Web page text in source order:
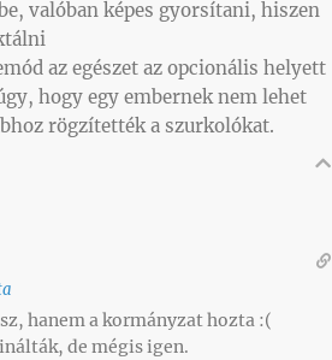
valóban képes gyorsítani, hiszen
az egészet az opcionális helyett
hogy egy embernek nem lehet
rögzítették a szurkolókat.
hanem a kormányzat hozta :(
de mégis igen.